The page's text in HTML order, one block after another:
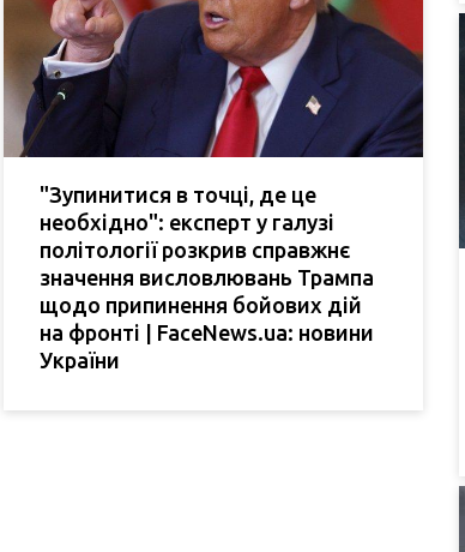
"Зупинитися в точці, де це
необхідно": експерт у галузі
політології розкрив справжнє
значення висловлювань Трампа
щодо припинення бойових дій
на фронті | FaceNews.ua: новини
України